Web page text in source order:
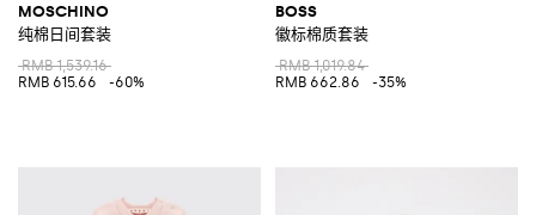
MOSCHINO
纯棉日间套装
RMB 1,539.16
RMB 615.66
-60%
BOSS
徽标棉质套装
RMB 1,019.84
RMB 662.86
-35%